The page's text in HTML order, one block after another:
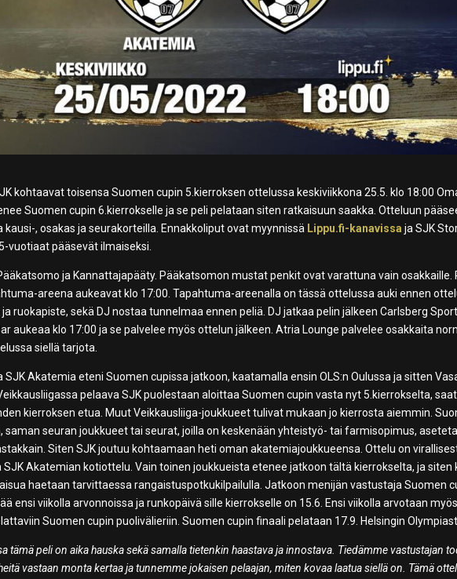
kohtaavat toisensa Suomen cupin 5.kierroksen ottelussa keskiviikkona 25.5. klo 18:00
Suomen cupin 6.kierrokselle ja se peli pelataan siten ratkaisuun saakka. Otteluun
kausi-, osakas ja seurakorteilla. Ennakkoliput ovat myynnissä Lippu.fi-kanavissa ja SJK
vuotiaat pääsevät ilmaiseksi.
ja Kannattajapääty. Pääkatsomon mustat penkit ovat varattuna vain osakkaille.
areena aukeavat klo 17:00. Tapahtuma-areenalla on tässä ottelussa auki ennen
ruokapiste, sekä DJ nostaa tunnelmaa ennen peliä. DJ jatkaa pelin jälkeen Carlsberg
aukeaa klo 17:00 ja se palvelee myös ottelun jälkeen. Atria Lounge palvelee osakkaita
siellä tarjota.
SJK Akatemia eteni Suomen cupissa jatkoon, kaatamalla ensin OLS:n Oulussa ja sitten
pelaava SJK puolestaan aloittaa Suomen cupin vasta nyt 5.kierrokselta,
kierroksen etua. Muut Veikkausliiga-joukkueet tulivat mukaan jo kierrosta aiemmin.
saman seuran joukkueet tai seurat, joilla on keskenään yhteistyö- tai farmisopimus,
Siten SJK joutuu kohtaamaan heti oman akatemiajoukkueensa. Ottelu on
Akatemian kotiottelu. Vain toinen joukkueista etenee jatkoon tältä kierrokselta, ja siten
haetaan tarvittaessa rangaistuspotkukilpailulla. Jatkoon menijän vastustaja Suomen
ensi viikolla arvonnoissa ja runkopäivä sille kierrokselle on 15.6. Ensi viikolla arvotaan
Suomen cupin puolivälieriin. Suomen cupin finaali pelataan 17.9. Helsingin
tämä peli on aika hauska sekä samalla tietenkin haastava ja innostava. Tiedämme vastustajan
vastaan monta kertaa ja tunnemme jokaisen pelaajan, miten kovaa laatua siellä on. Tämä